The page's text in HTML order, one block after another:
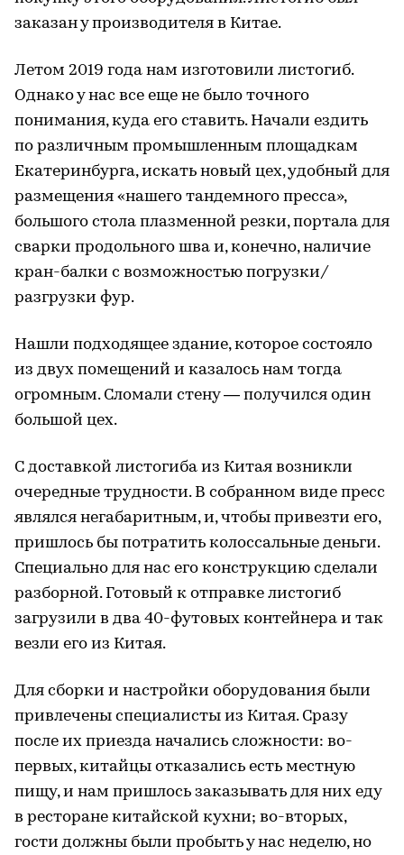
заказан у производителя в Китае.
Летом 2019 года нам изготовили листогиб.
Однако у нас все еще не было точного
понимания, куда его ставить. Начали ездить
по различным промышленным площадкам
Екатеринбурга, искать новый цех, удобный для
размещения «нашего тандемного пресса»,
большого стола плазменной резки, портала для
сварки продольного шва и, конечно, наличие
кран-балки с возможностью погрузки/
разгрузки фур.
Нашли подходящее здание, которое состояло
из двух помещений и казалось нам тогда
огромным. Сломали стену — получился один
большой цех.
С доставкой листогиба из Китая возникли
очередные трудности. В собранном виде пресс
являлся негабаритным, и, чтобы привезти его,
пришлось бы потратить колоссальные деньги.
Специально для нас его конструкцию сделали
разборной. Готовый к отправке листогиб
загрузили в два 40-футовых контейнера и так
везли его из Китая.
Для сборки и настройки оборудования были
привлечены специалисты из Китая. Сразу
после их приезда начались сложности: во-
первых, китайцы отказались есть местную
пищу, и нам пришлось заказывать для них еду
в ресторане китайской кухни; во-вторых,
гости должны были пробыть у нас неделю, но